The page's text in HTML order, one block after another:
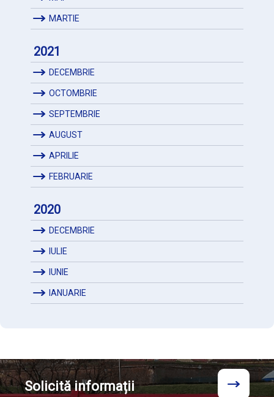
MARTIE
2021
DECEMBRIE
OCTOMBRIE
SEPTEMBRIE
AUGUST
APRILIE
FEBRUARIE
2020
DECEMBRIE
IULIE
IUNIE
IANUARIE
Solicităinformații